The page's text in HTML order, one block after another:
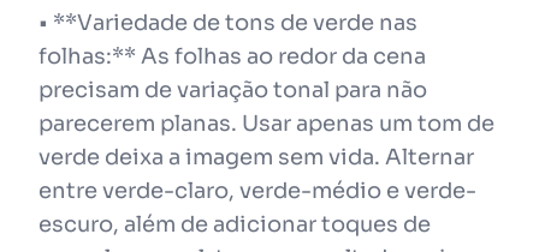
• **Variedade de tons de verde nas
folhas:** As folhas ao redor da cena
precisam de variação tonal para não
parecerem planas. Usar apenas um tom de
verde deixa a imagem sem vida. Alternar
entre verde-claro, verde-médio e verde-
escuro, além de adicionar toques de